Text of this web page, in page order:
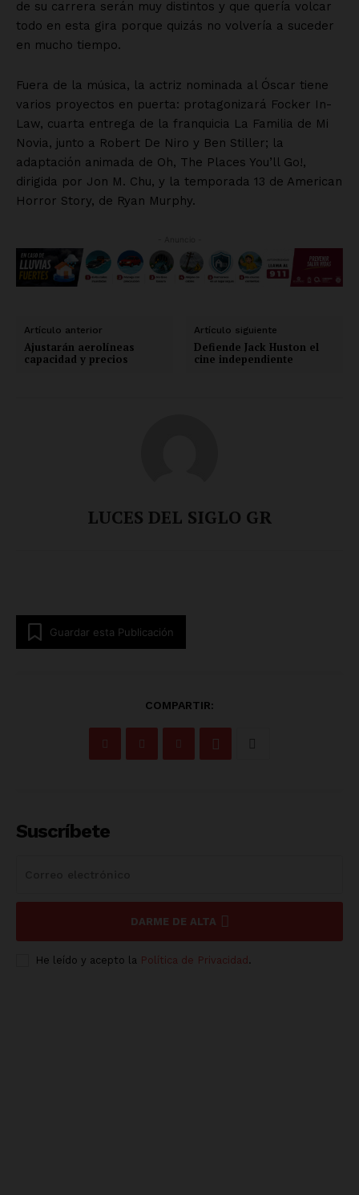
de su carrera serán muy distintos y que quería volcar
todo en esta gira porque quizás no volvería a suceder
en mucho tiempo.
Fuera de la música, la actriz nominada al Óscar tiene
varios proyectos en puerta: protagonizará Focker In-
Law, cuarta entrega de la franquicia La Familia de Mi
Novia, junto a Robert De Niro y Ben Stiller; la
adaptación animada de Oh, The Places You’ll Go!,
dirigida por Jon M. Chu, y la temporada 13 de American
Horror Story, de Ryan Murphy.
Artículo anterior
Ajustarán aerolíneas
capacidad y precios
Artículo siguiente
Defiende Jack Huston el
cine independiente
LUCES DEL SIGLO GR
Guardar esta Publicación
COMPARTIR:
Suscríbete
DARME DE ALTA
He leído y acepto la Política de Privacidad .